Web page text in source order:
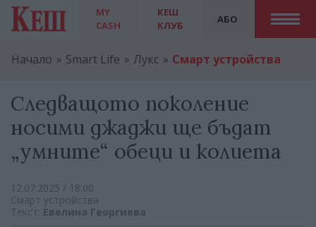
MY
CASH
АБО
КЕШ
КЛУБ
Начало Smart Life Лукс Смарт устройства
Следващото поколение
носими джаджи ще бъдат
„умните“ обеци и колиета
12.07.2025 / 18:00
Смарт устройства
Текст: Евелина Георгиева